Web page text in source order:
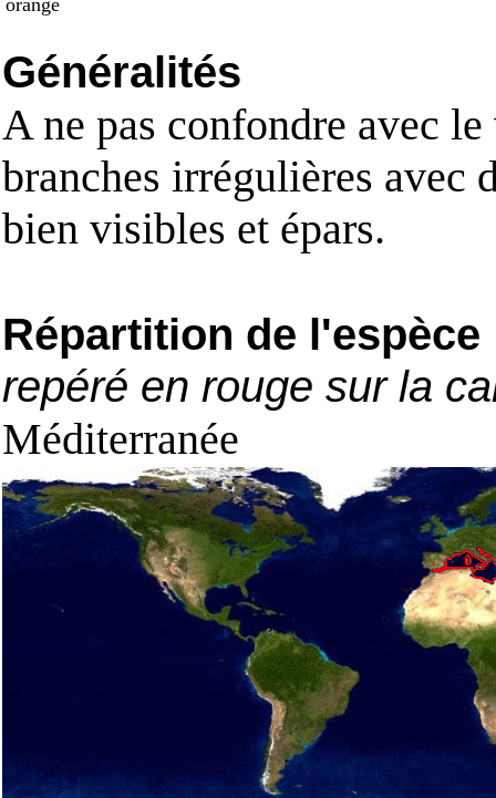
orange
Généralités
A ne pas confondre avec
branches irrégulières avec
bien visibles et épars.
Répartition de l'espèce
repéré en rouge sur la
Méditerranée